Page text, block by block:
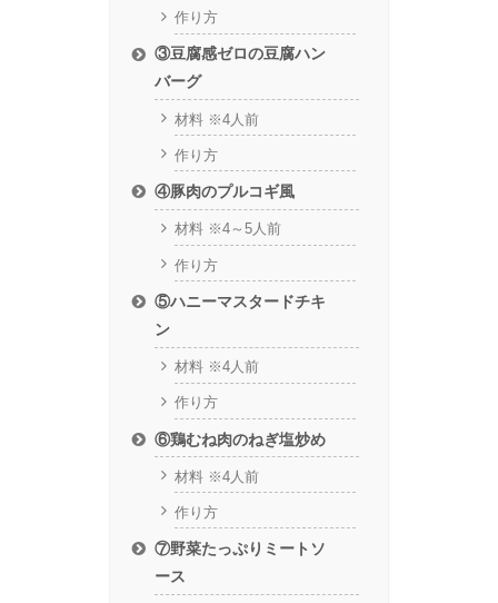
作り方
③豆腐感ゼロの豆腐ハン
バーグ
材料 ※4人前
作り方
④豚肉のプルコギ風
材料 ※4～5人前
作り方
⑤ハニーマスタードチキ
ン
材料 ※4人前
作り方
⑥鶏むね肉のねぎ塩炒め
材料 ※4人前
作り方
⑦野菜たっぷりミートソ
ース